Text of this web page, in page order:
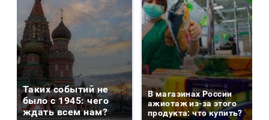
Таких событий не
было с 1945: чего
ждать всем нам?
В магазинах России
ажиотаж из-за этого
продукта: что купить?